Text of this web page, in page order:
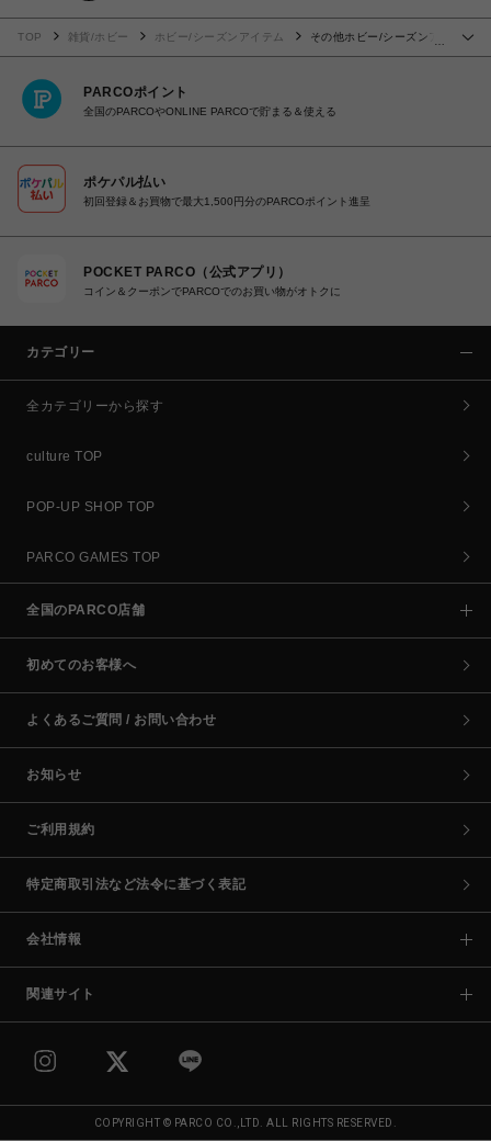
TOP 雑貨/ホビー ホビー/シーズンアイテム
その他ホビー/シーズンア
PARCOポイント
全国のPARCOやONLINE PARCOで貯まる＆使える
ポケパル払い
初回登録＆お買物で最大1,500円分のPARCOポイント進呈
POCKET PARCO（公式アプリ）
コイン＆クーポンでPARCOでのお買い物がオトクに
カテゴリー
全カテゴリーから探す
culture TOP
POP-UP SHOP TOP
PARCO GAMES TOP
全国のPARCO店舗
初めてのお客様へ
よくあるご質問 / お問い合わせ
お知らせ
ご利用規約
特定商取引法など法令に基づく表記
会社情報
関連サイト
COPYRIGHT © PARCO CO.,LTD. ALL RIGHTS RESERVED.